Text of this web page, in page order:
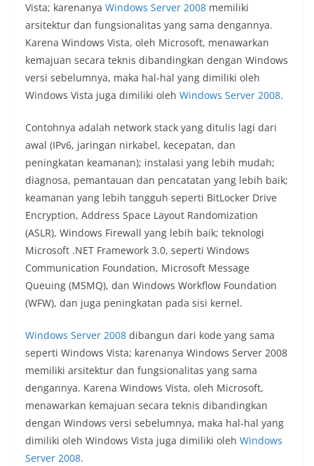
Vista; karenanya Windows Server 2008 memiliki
arsitektur dan fungsionalitas yang sama dengannya.
Karena Windows Vista, oleh Microsoft, menawarkan
kemajuan secara teknis dibandingkan dengan Windows
versi sebelumnya, maka hal-hal yang dimiliki oleh
Windows Vista juga dimiliki oleh Windows Server 2008.
Contohnya adalah network stack yang ditulis lagi dari
awal (IPv6, jaringan nirkabel, kecepatan, dan
peningkatan keamanan); instalasi yang lebih mudah;
diagnosa, pemantauan dan pencatatan yang lebih baik;
keamanan yang lebih tangguh seperti BitLocker Drive
Encryption, Address Space Layout Randomization
(ASLR), Windows Firewall yang lebih baik; teknologi
Microsoft .NET Framework 3.0, seperti Windows
Communication Foundation, Microsoft Message
Queuing (MSMQ), dan Windows Workflow Foundation
(WFW), dan juga peningkatan pada sisi kernel.
Windows Server 2008 dibangun dari kode yang sama
seperti Windows Vista; karenanya Windows Server 2008
memiliki arsitektur dan fungsionalitas yang sama
dengannya. Karena Windows Vista, oleh Microsoft,
menawarkan kemajuan secara teknis dibandingkan
dengan Windows versi sebelumnya, maka hal-hal yang
dimiliki oleh Windows Vista juga dimiliki oleh Windows
Server 2008.